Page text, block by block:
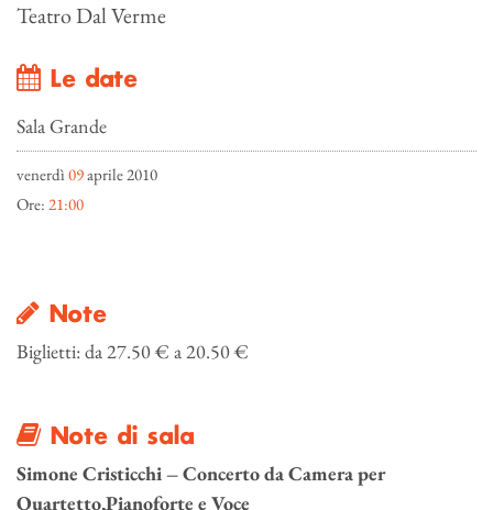
Teatro Dal Verme
Le date
Sala Grande
venerdì 09aprile 2010
Ore: 21:00
Note
Biglietti: da 27.50 € a 20.50 €
Note di sala
Simone Cristicchi – Concerto da Camera per
Quartetto,Pianoforte e Voce